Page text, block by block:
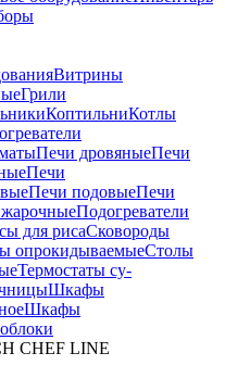
Витрины
Грили
КоптильниКотлы
Печи дровяныеПечи
Печи
Печи подовыеПечи
Подогреватели
для рисаСковороды
опрокидываемыеСтолы
Термостаты су-
Шкафы
Шкафы
CHEF LINE